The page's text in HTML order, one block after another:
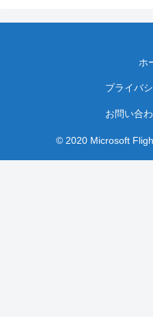
ホ
プライバ
お問い合
© 2020 Microsoft